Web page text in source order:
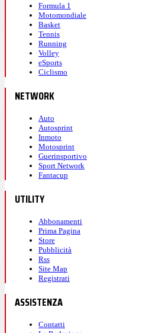
Formula 1
Motomondiale
Basket
Tennis
Running
Volley
eSports
Ciclismo
NETWORK
Auto
Autosprint
Inmoto
Motosprint
Guerinsportivo
Sport Network
Fantacup
UTILITY
Abbonamenti
Prima Pagina
Store
Pubblicità
Rss
Site Map
Registrati
ASSISTENZA
Contatti